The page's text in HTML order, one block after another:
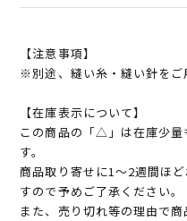
【注意事項】
※別途、縫い糸・縫い針をご
【在庫表示について】
この商品の「△」は在庫少量
す。
商品取り寄せに1～2週間ほ
すので予めご了承ください。
また、売り切れ等の理由で